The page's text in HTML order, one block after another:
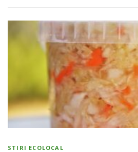
STIRI ECOLOCAL